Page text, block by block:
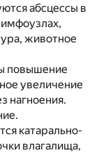
абсцессы в
животное
повышение
увеличение
нагноения.
катарально-
влагалища,